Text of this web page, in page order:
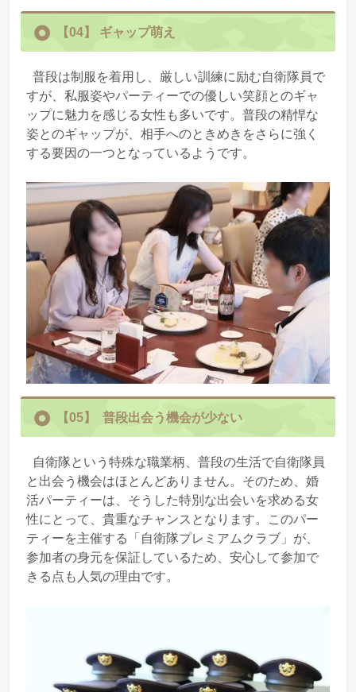
【04】 ギャップ萌え
普段は制服を着用し、厳しい訓練に励む自衛隊員で
すが、私服姿やパーティーでの優しい笑顔とのギャ
ップに魅力を感じる女性も多いです。普段の精悍な
姿とのギャップが、相手へのときめきをさらに強く
する要因の一つとなっているようです。
【05】 普段出会う機会が少ない
自衛隊という特殊な職業柄、普段の生活で自衛隊員
と出会う機会はほとんどありません。そのため、婚
活パーティーは、そうした特別な出会いを求める女
性にとって、貴重なチャンスとなります。このパー
ティーを主催する「自衛隊プレミアムクラブ」が、
参加者の身元を保証しているため、安心して参加で
きる点も人気の理由です。